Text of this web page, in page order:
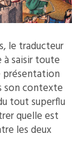
le traducteur
à saisir toute
présentation
son contexte
tout superflu
quelle est
les deux